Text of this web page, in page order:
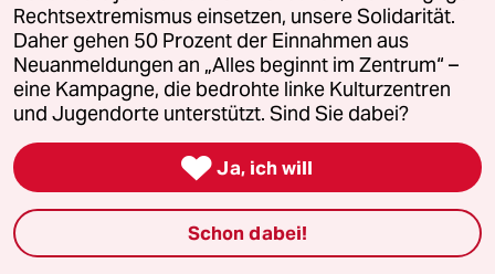
Guten Lohn zu zahlen ist auch völlig
in Ordnung und wünschenswert.
Mir ging es darum, gegen eine immer
weiter Fortschreitung der
Kommerzialisierung von sensiblen
Aufgaben der Gesellschaft das Wort
zu reden.
Und leider ist es es heute so, das der
Höhe des Gehalts bemessen und
nicht die Höhe des Gehalts nach den
Rechtsextremismus einsetzen, unsere Solidarität.
Daher gehen 50 Prozent der Einnahmen aus
Neuanmeldungen an „Alles beginnt im Zentrum“ –
eine Kampagne, die bedrohte linke Kulturzentren
und Jugendorte unterstützt. Sind Sie dabei?
 Ja, ich will
Schon dabei!